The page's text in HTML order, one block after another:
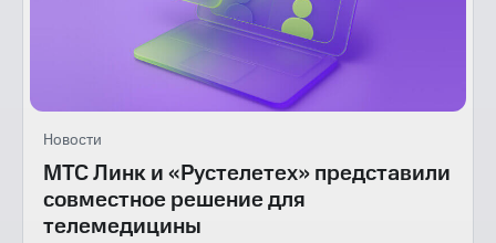
Новости
МТС Линк и «Рустелетех» представили
совместное решение для
телемедицины